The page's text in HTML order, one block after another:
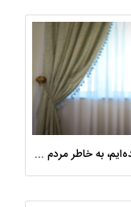
همه مردم ایران را حفظ کردند/ اگر تا امروز مانده‌ایم، به ‌خاطر مردم نجیب ایران بوده است